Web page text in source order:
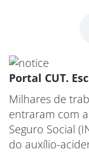
Portal CUT.
Milhares de
entraram com
Seguro Social
do auxílio-